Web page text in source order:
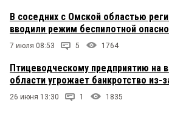
В соседних с Омской областью
вводили режим беспилотной
7 июля 08:53 5 1764
Птицеводческому предприятию на
области угрожает банкротство из-
26 июня 13:30 1 1835